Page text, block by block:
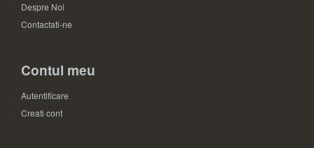
Despre Noi
Contactati-ne
Contul meu
Autentificare
Creati cont